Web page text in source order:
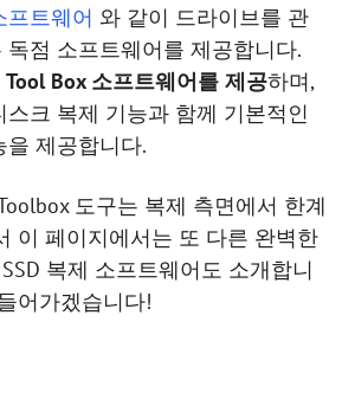
프트웨어 와 같이 드라이브를 관
점 소프트웨어를 제공합니다.
Tool Box 소프트웨어를 제공하며,
크 복제 기능과 함께 기본적인
제공합니다.
도구는 복제 측면에서 한계
이 페이지에서는 또 다른 완벽한
복제 소프트웨어도 소개합니
어가겠습니다!